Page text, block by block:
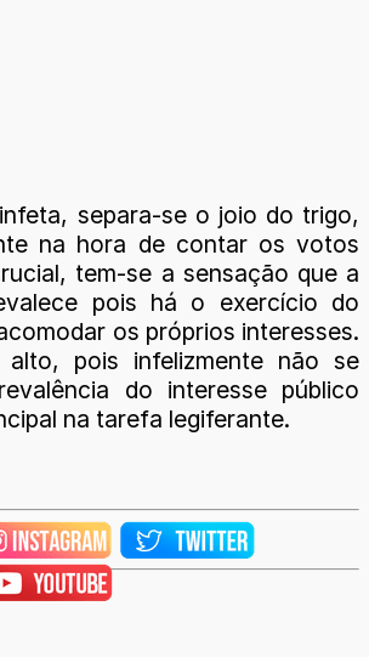
separa-se o joio do trigo,
na hora de contar os votos
tem-se a sensação que a
pois há o exercício do
os próprios interesses.
pois infelizmente não se
do interesse público
na tarefa legiferante.